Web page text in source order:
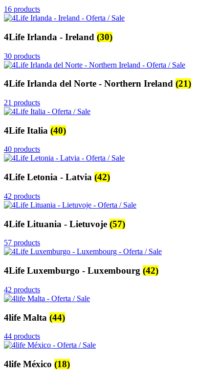
16 products
4Life Irlanda - Ireland (30)
30 products
4Life Irlanda del Norte - Northern Ireland (21)
21 products
4Life Italia (40)
40 products
4Life Letonia - Latvia (42)
42 products
4Life Lituania - Lietuvoje (57)
57 products
4Life Luxemburgo - Luxembourg (42)
42 products
4life Malta (44)
44 products
4life México (18)